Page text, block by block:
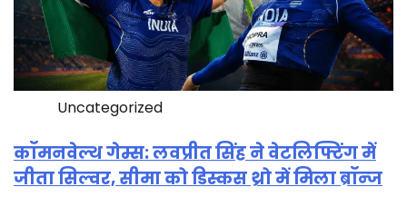
Uncategorized
कॉमनवेल्थ गेम्स: लवप्रीत सिंह ने वेटलिफ्टिंग में
जीता सिल्वर, सीमा को डिस्कस थ्रो में मिला ब्रॉन्ज